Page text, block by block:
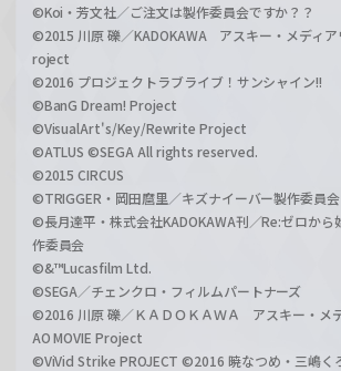
©Koi・芳文社／ご注文は製作委員会ですか？？
©2015 川原 礫／KADOKAWA アスキー・メディア
roject
©2016 プロジェクトラブライブ！サンシャイン!!
©BanG Dream! Project
©VisualArt's/Key/Rewrite Project
©ATLUS ©SEGA All rights reserved.
©2015 CIRCUS
©TRIGGER・岡田麿里／キズナイーバー製作委員会
©長月達平・株式会社KADOKAWA刊／Re:ゼロから
作委員会
©&™Lucasfilm Ltd.
©SEGA／チェンクロ・フィルムパートナーズ
©2016 川原 礫／ＫＡＤＯＫＡＷＡ アスキー・メ
AO MOVIE Project
©ViVid Strike PROJECT ©2016 暁なつめ・三嶋く